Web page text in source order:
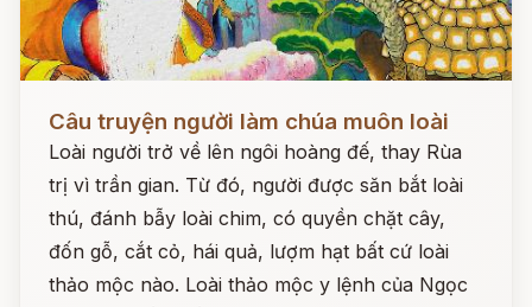
Câu truyện người làm chúa muôn loài
Loài người trở về lên ngôi hoàng đế, thay Rùa
trị vì trần gian. Từ đó, người được săn bắt loài
thú, đánh bẫy loài chim, có quyền chặt cây,
đốn gỗ, cắt cỏ, hái quả, lượm hạt bất cứ loài
thảo mộc nào. Loài thảo mộc y lệnh của Ngọc